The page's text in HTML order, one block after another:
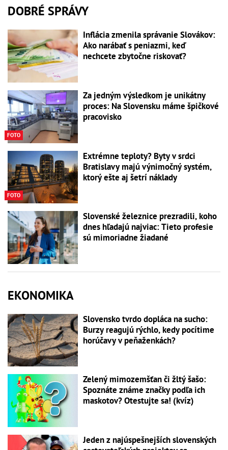
DOBRÉ SPRÁVY
Inflácia zmenila správanie Slovákov:
Ako narábať s peniazmi, keď
nechcete zbytočne riskovať?
FOTO
Za jedným výsledkom je unikátny
proces: Na Slovensku máme špičkové
pracovisko
FOTO
Extrémne teploty? Byty v srdci
Bratislavy majú výnimočný systém,
ktorý ešte aj šetrí náklady
Slovenské železnice prezradili, koho
dnes hľadajú najviac: Tieto profesie
sú mimoriadne žiadané
EKONOMIKA
Slovensko tvrdo dopláca na sucho:
Burzy reagujú rýchlo, kedy pocítime
horúčavy v peňaženkách?
Zelený mimozemšťan či žltý šašo:
Spoznáte známe značky podľa ich
maskotov? Otestujte sa! (kvíz)
Jeden z najúspešnejších slovenských